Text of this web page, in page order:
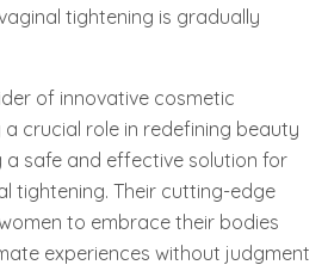
tightening is gradually
of innovative cosmetic
crucial role in redefining beauty
safe and effective solution for
tightening. Their cutting-edge
to embrace their bodies
experiences without judgment